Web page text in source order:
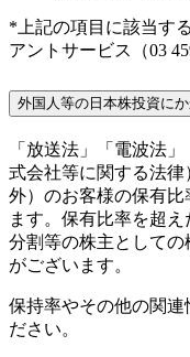
*上記の項目に該当す
アントサービス（03
外国人等の日本株投資に
「放送法」「電波法
式会社等に関する法
外）のお客様の保有比
ます。保有比率を超
分割等の株主として
がございます。
保持率やその他の関連
ださい。